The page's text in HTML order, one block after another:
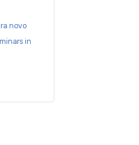
novo
in